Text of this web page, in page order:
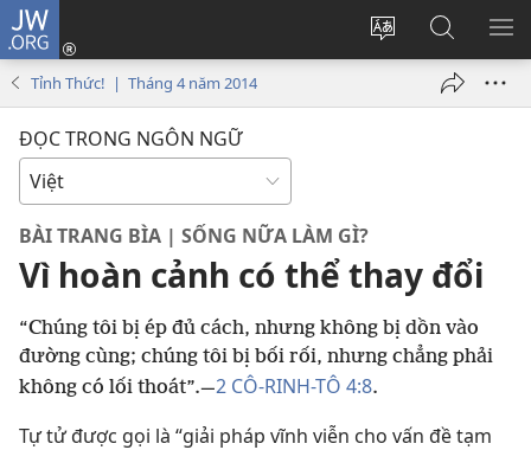
JW.ORG
Thay
Đăng
nhập
Tìm
kiếm
JW.ORG
Tỉnh Thức! | Tháng 4 năm 2014
ĐỌC TRONG NGÔN NGỮ
BÀI TRANG BÌA | SỐNG NỮA LÀM GÌ?
Vì hoàn cảnh có thể thay đổi
“Chúng tôi bị ép đủ cách, nhưng không bị dồn vào
đường cùng; chúng tôi bị bối rối, nhưng chẳng phải
không có lối thoát”.—2 CÔ-RINH-TÔ 4:8.
Tự tử được gọi là “giải pháp vĩnh viễn cho vấn đề tạm